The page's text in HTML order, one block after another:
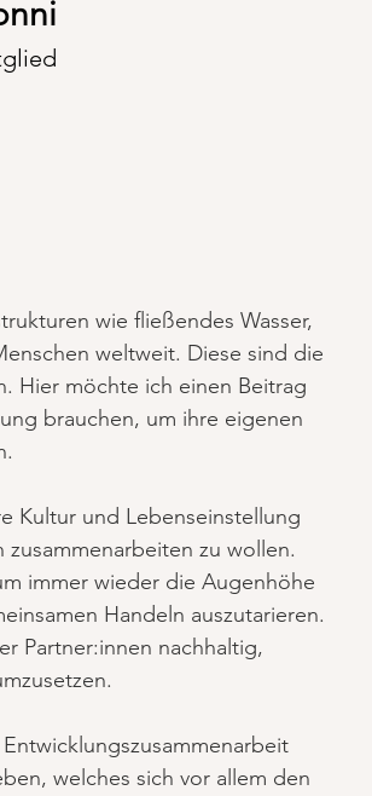
wie fließendes Wasser,
weltweit. Diese sind die
Hier möchte ich einen Beitrag
brauchen, um ihre eigenen
Kultur und Lebenseinstellung
zu wollen.
immer wieder die Augenhöhe
Handeln auszutarieren.
Partner:innen nachhaltig,
welches sich vor allem den